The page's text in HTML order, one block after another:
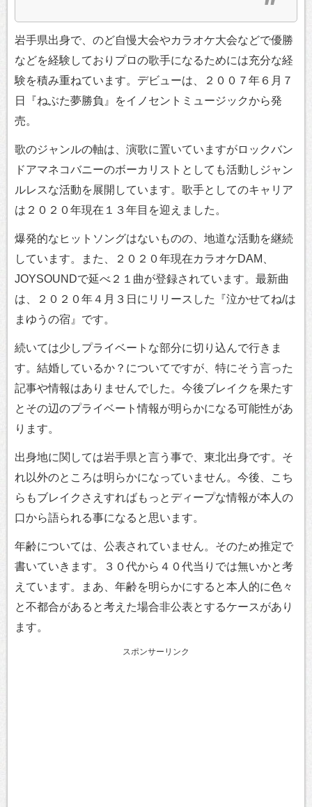
岩手県出身で、のど自慢大会やカラオケ大会などで優勝
などを経験しておりプロの歌手になるためには充分な経
験を積み重ねています。デビューは、２００７年６月７
日『ねぶた夢勝負』をイノセントミュージックから発
売。
歌のジャンルの軸は、演歌に置いていますがロックバン
ドアマネコバニーのボーカリストとしても活動しジャン
ルレスな活動を展開しています。歌手としてのキャリア
は２０２０年現在１３年目を迎えました。
爆発的なヒットソングはないものの、地道な活動を継続
しています。また、２０２０年現在カラオケDAM、
JOYSOUNDで延べ２１曲が登録されています。最新曲
は、２０２０年４月３日にリリースした『泣かせてね/は
まゆうの宿』です。
続いては少しプライベートな部分に切り込んで行きま
す。結婚しているか？についてですが、特にそう言った
記事や情報はありませんでした。今後ブレイクを果たす
とその辺のプライベート情報が明らかになる可能性があ
ります。
出身地に関しては岩手県と言う事で、東北出身です。そ
れ以外のところは明らかになっていません。今後、こち
らもブレイクさえすればもっとディープな情報が本人の
口から語られる事になると思います。
年齢については、公表されていません。そのため推定で
書いていきます。３０代から４０代当りでは無いかと考
えています。まあ、年齢を明らかにすると本人的に色々
と不都合があると考えた場合非公表とするケースがあり
ます。
スポンサーリンク